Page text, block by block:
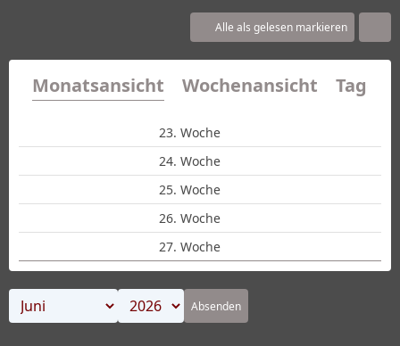
Alle als gelesen markieren
Monatsansicht Wochenansicht
23. Woche
24. Woche
25. Woche
26. Woche
27. Woche
Absenden